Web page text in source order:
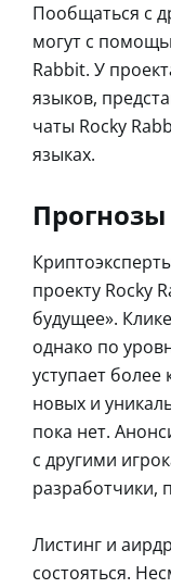
Пообщаться с
могут с
Rabbit. У
языков,
чаты Rocky
языках.
проекту Rocky
будущее».
однако по
уступает
новых и
пока нет.
с другими
разработчики,
Листинг и
состояться.